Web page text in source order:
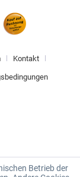
Kontakt
Betrieb der